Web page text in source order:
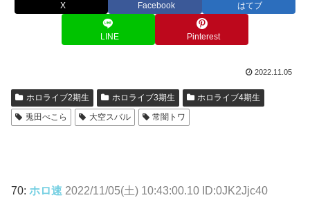
X Facebook はてブ
LINE Pinterest
2022.11.05
ホロライブ2期生 ホロライブ3期生
ホロライブ4期生
兎田ぺこら
大空スバル 常闇トワ
70: ホロ速 2022/11/05(土) 10:43:00.10 ID:0JK2Jjc40